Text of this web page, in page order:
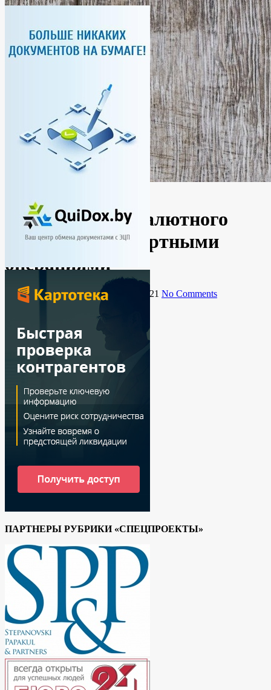
Минимизация валютного
надзора за экспортными
операциями
ByИрина 28.08.2020 4 февраля, 2021 No Comments
ПАРТНЕРЫ РУБРИКИ «СПЕЦПРОЕКТЫ»